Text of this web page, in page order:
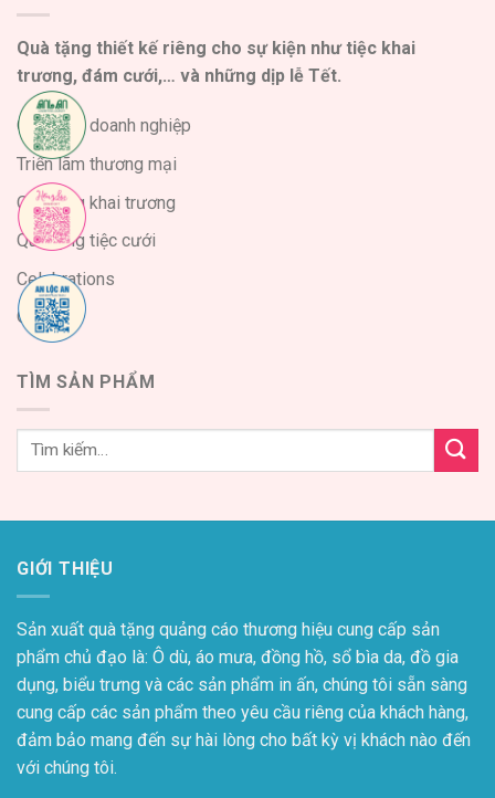
Quà tặng thiết kế riêng cho sự kiện như tiệc khai
trương, đám cưới,… và những dịp lễ Tết.
Quà tặng doanh nghiệp
Triển lãm thương mại
Quà tặng khai trương
Quà tặng tiệc cưới
Celebrations
Quà Tết
TÌM SẢN PHẨM
GIỚI THIỆU
Sản xuất quà tặng quảng cáo thương hiệu cung cấp sản
phẩm chủ đạo là: Ô dù, áo mưa, đồng hồ, sổ bìa da, đồ gia
dụng, biểu trưng và các sản phẩm in ấn, chúng tôi sẵn sàng
cung cấp các sản phẩm theo yêu cầu riêng của khách hàng,
đảm bảo mang đến sự hài lòng cho bất kỳ vị khách nào đến
với chúng tôi.